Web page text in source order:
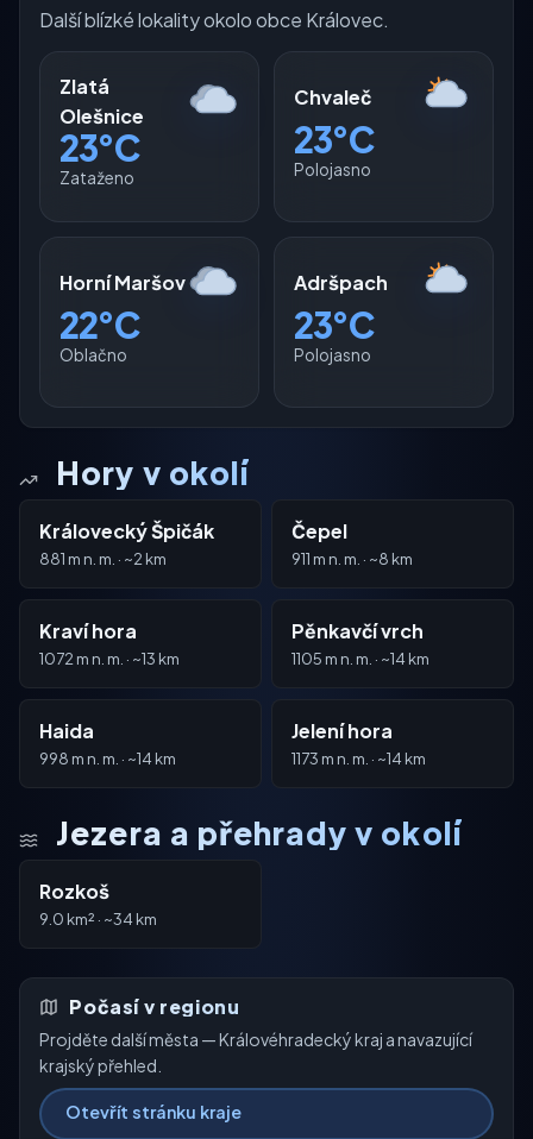
Další blízké lokality okolo obce Královec.
Zlatá
Olešnice
23°C
Zataženo
Chvaleč
23°C
Polojasno
Horní Maršov
22°C
Oblačno
Adršpach
23°C
Polojasno
Hory v okolí
Královecký Špičák
881 m n. m. · ~2 km
Čepel
911 m n. m. · ~8 km
Kraví hora
1072 m n. m. · ~13 km
Pěnkavčí vrch
1105 m n. m. · ~14 km
Haida
998 m n. m. · ~14 km
Jelení hora
1173 m n. m. · ~14 km
Jezera a přehrady v okolí
Rozkoš
9.0 km² · ~34 km
Počasí v regionu
Projděte další města — Královéhradecký kraj a navazující
krajský přehled.
Otevřít stránku kraje